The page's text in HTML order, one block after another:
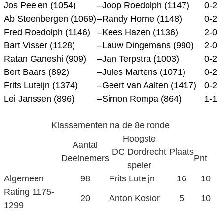
Jos Peelen (1054)
–Joop Roedolph (1147)
0-2
Ab Steenbergen (1069)–Randy Horne (1148)
0-2
Fred Roedolph (1146)
–Kees Hazen (1136)
2-0
Bart Visser (1128)
–Lauw Dingemans (990)
2-0
Ratan Ganeshi (909)
–Jan Terpstra (1003)
0-2
Bert Baars (892)
–Jules Martens (1071)
0-2
Frits Luteijn (1374)
–Geert van Aalten (1417)
0-2
Lei Janssen (896)
–Simon Rompa (864) 1-1
Klassementen na de 8e ronde
Aantal
Deelnemers
Hoogste
DC Dordrecht
speler
Plaats
Pnt
Algemeen 98 Frits Luteijn 16
10
Rating 1175-
1299
20 Anton Kosior 5 10